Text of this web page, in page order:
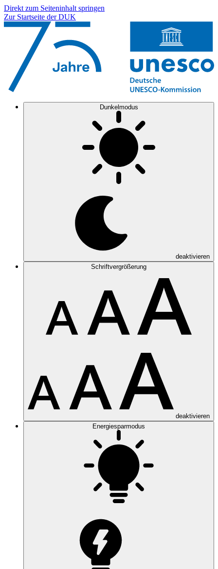
Direkt zum Seiteninhalt springen
Zur Startseite der DUK
Dunkelmodus
deaktivieren
Schriftvergrößerung
deaktivieren
Energiesparmodus